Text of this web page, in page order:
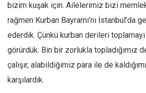
Sosyal Medya
Twitter
Facebook
Instagram
bizim kuşak için. Ailelerimiz bizi
rağmen Kurban Bayramı’nı İstanbul’da
ederdik. Çünkü kurban derileri
görürdük. Bin bir zorlukla topladığımız
çalışır, alabildiğimiz para ile de
karşılardık.